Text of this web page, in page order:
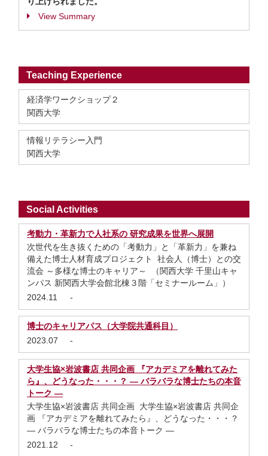
View Summary
Teaching Experience
経済学ワークショップ２
関西大学
情報リテラシー入門
関西大学
Social Activities
考動力・革新力で人社系の 研究成果を世界へ展開
次世代を生き抜くための「考動力」と「革新力」を兼ね
備えた博士人材育成プロジェクト 社会人（博士）との交
流会 ～多様な博士のキャリア～ （関西大学 千里山キャ
ンパス 新関西大学会館北棟３階「セミナールーム」）
2024.11
-
博士のキャリアパス（大学院共通科目）
2023.07
-
大学生協×岩波書店 共同企画 『アカデミアを離れてみた
ら』、どうなった・・・？ — バラバラな博士たちの本音
トーク —
大学生協×岩波書店 共同企画 大学生協×岩波書店 共同企
画 『アカデミアを離れてみたら』、どうなった・・・？
— バラバラな博士たちの本音トーク —
2021.12
-